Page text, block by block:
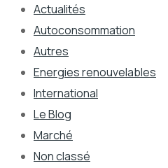
Actualités
Autoconsommation
Autres
Energies renouvelables
International
Le Blog
Marché
Non classé